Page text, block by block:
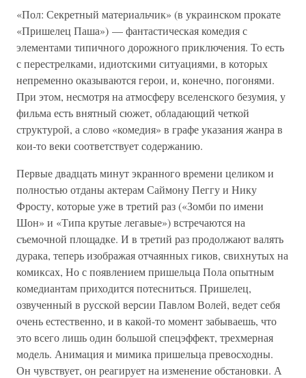
«Пол: Секретный материальчик» (в украинском прокате
«Пришелец Паша») — фантастическая комедия с
элементами типичного дорожного приключения. То есть
с перестрелками, идиотскими ситуациями, в которых
непременно оказываются герои, и, конечно, погонями.
При этом, несмотря на атмосферу вселенского безумия, у
фильма есть внятный сюжет, обладающий четкой
структурой, а слово «комедия» в графе указания жанра в
кои-то веки соответствует содержанию.
Первые двадцать минут экранного времени целиком и
полностью отданы актерам Саймону Пеггу и Нику
Фросту, которые уже в третий раз («Зомби по имени
Шон» и «Типа крутые легавые») встречаются на
съемочной площадке. И в третий раз продолжают валять
дурака, теперь изображая отчаянных гиков, свихнутых на
комиксах, Но с появлением пришельца Пола опытным
комедиантам приходится потесниться. Пришелец,
озвученный в русской версии Павлом Волей, ведет себя
очень естественно, и в какой-то момент забываешь, что
это всего лишь один большой спецэффект, трехмерная
модель. Анимация и мимика пришельца превосходны.
Он чувствует, он реагирует на изменение обстановки. А